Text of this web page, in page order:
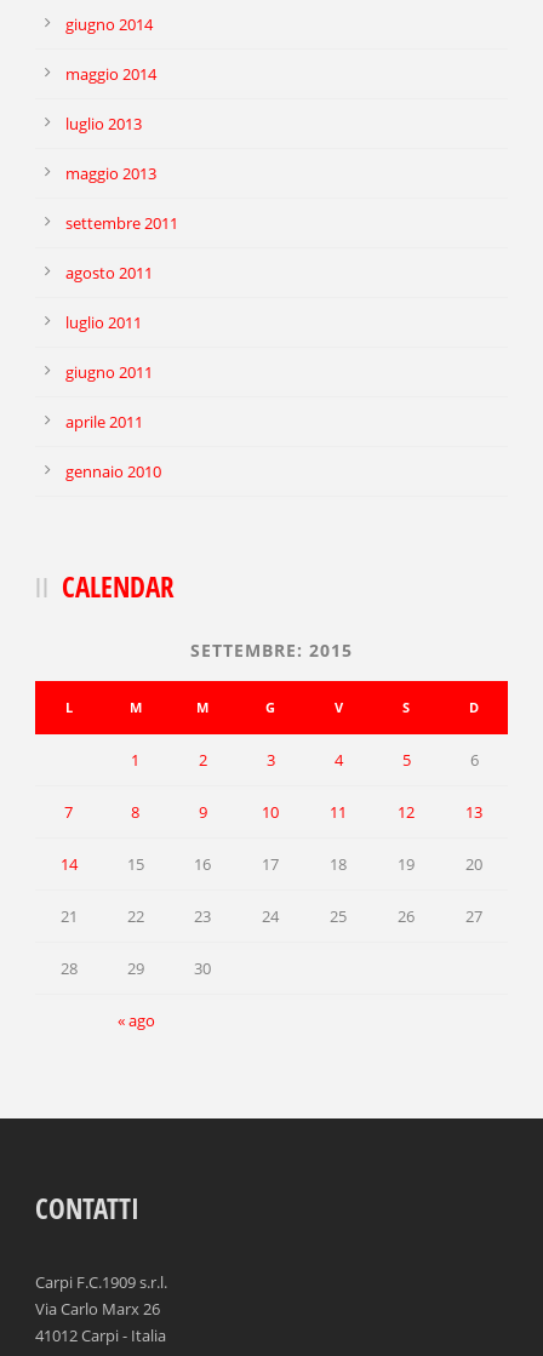
giugno 2014
maggio 2014
luglio 2013
maggio 2013
settembre 2011
agosto 2011
luglio 2011
giugno 2011
aprile 2011
gennaio 2010
CALENDAR
SETTEMBRE: 2015
L M M G V S D
« ago
1 2 3 4 5 6
7 8 9 10 11 12 13
14 15 16 17 18 19 20
21 22 23 24 25 26 27
28 29 30
CONTATTI
Carpi F.C.1909 s.r.l.
Via Carlo Marx 26
41012 Carpi - Italia